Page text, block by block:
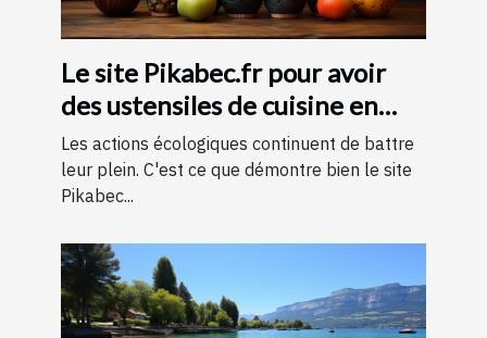
Le site Pikabec.fr pour avoir
des ustensiles de cuisine en
bois
Les actions écologiques continuent de battre
leur plein. C'est ce que démontre bien le site
Pikabec...